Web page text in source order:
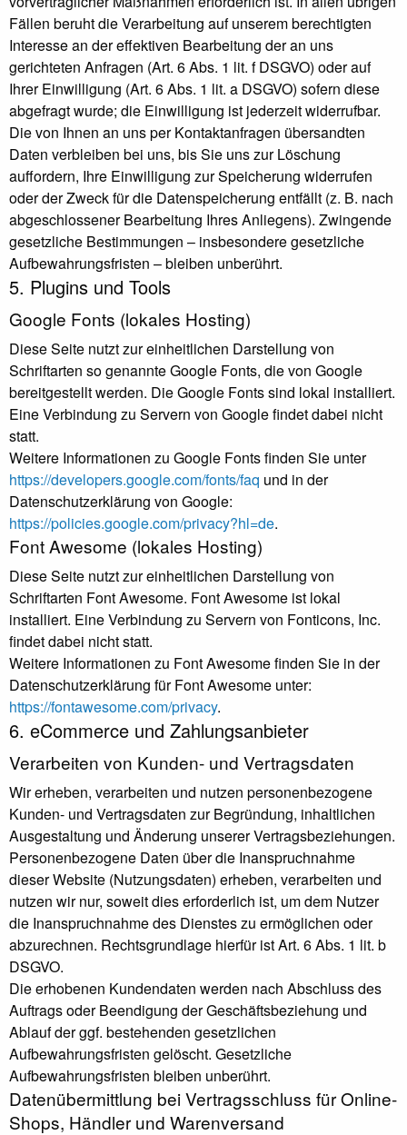
Fällen beruht die Verarbeitung auf unserem berechtigten
Interesse an der effektiven Bearbeitung der an uns
gerichteten Anfragen (Art. 6 Abs. 1 lit. f DSGVO) oder auf
Ihrer Einwilligung (Art. 6 Abs. 1 lit. a DSGVO) sofern diese
abgefragt wurde; die Einwilligung ist jederzeit widerrufbar.
Die von Ihnen an uns per Kontaktanfragen übersandten
Daten verbleiben bei uns, bis Sie uns zur Löschung
auffordern, Ihre Einwilligung zur Speicherung widerrufen
oder der Zweck für die Datenspeicherung entfällt (z. B. nach
abgeschlossener Bearbeitung Ihres Anliegens). Zwingende
gesetzliche Bestimmungen – insbesondere gesetzliche
Aufbewahrungsfristen – bleiben unberührt.
5. Plugins und Tools
Google Fonts (lokales Hosting)
Diese Seite nutzt zur einheitlichen Darstellung von
Schriftarten so genannte Google Fonts, die von Google
bereitgestellt werden. Die Google Fonts sind lokal installiert.
Eine Verbindung zu Servern von Google findet dabei nicht
statt.
Weitere Informationen zu Google Fonts finden Sie unter
https://developers.google.com/fonts/faq und in der
Datenschutzerklärung von Google:
https://policies.google.com/privacy?hl=de.
Font Awesome (lokales Hosting)
Diese Seite nutzt zur einheitlichen Darstellung von
Schriftarten Font Awesome. Font Awesome ist lokal
installiert. Eine Verbindung zu Servern von Fonticons, Inc.
findet dabei nicht statt.
Weitere Informationen zu Font Awesome finden Sie in der
Datenschutzerklärung für Font Awesome unter:
https://fontawesome.com/privacy.
6. eCommerce und Zahlungs­anbieter
Verarbeiten von Kunden- und Vertragsdaten
Wir erheben, verarbeiten und nutzen personenbezogene
Kunden- und Vertragsdaten zur Begründung, inhaltlichen
Ausgestaltung und Änderung unserer Vertragsbeziehungen.
Personenbezogene Daten über die Inanspruchnahme
dieser Website (Nutzungsdaten) erheben, verarbeiten und
nutzen wir nur, soweit dies erforderlich ist, um dem Nutzer
die Inanspruchnahme des Dienstes zu ermöglichen oder
abzurechnen. Rechtsgrundlage hierfür ist Art. 6 Abs. 1 lit. b
DSGVO.
Die erhobenen Kundendaten werden nach Abschluss des
Auftrags oder Beendigung der Geschäftsbeziehung und
Ablauf der ggf. bestehenden gesetzlichen
Aufbewahrungsfristen gelöscht. Gesetzliche
Aufbewahrungsfristen bleiben unberührt.
Daten­übermittlung bei Vertragsschluss für Online-
Shops, Händler und Warenversand